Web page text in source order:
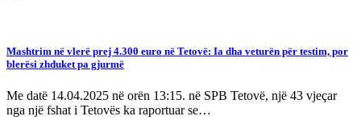
Mashtrim në vlerë prej 4.300 euro në Tetovë: Ia dha veturën për testim, por
blerësi zhduket pa gjurmë
Me datë 14.04.2025 në orën 13:15. në SPB Tetovë, një 43 vjeçar
nga një fshat i Tetovës ka raportuar se…